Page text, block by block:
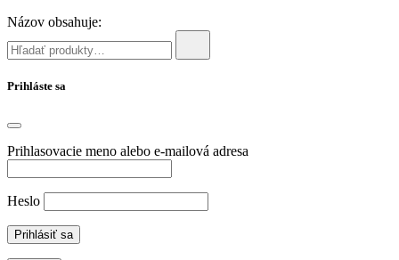
Názov obsahuje:
Prihláste sa
Prihlasovacie meno alebo e-mailová adresa
Heslo